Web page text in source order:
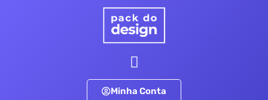
Minha Conta